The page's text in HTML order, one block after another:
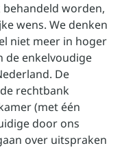
worden,
wens. We denken
niet meer in hoger
de enkelvoudige
De
rechtbank
(met één
door ons
over uitspraken